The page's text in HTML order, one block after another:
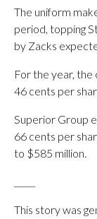
The uniform
period, topping
by Zacks
For the year,
46 cents per
Superior Group
66 cents per
to $585 million.
This story was